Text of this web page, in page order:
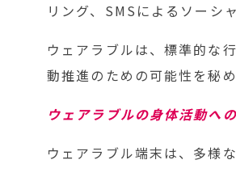
リング、SMSによるソーシ
ウェアラブルは、標準的な
動推進のための可能性を秘
ウェアラブルの身体活動へ
ウェアラブル端末は、多様